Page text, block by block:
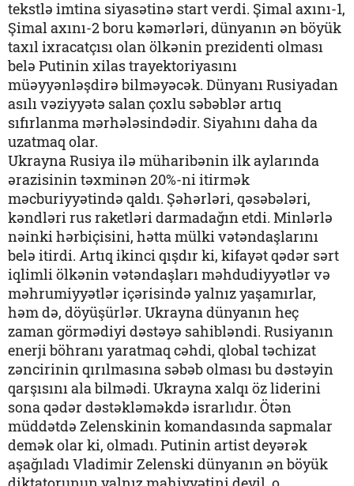
tekstlə imtina siyasətinə start verdi. Şimal axını-1,
Şimal axını-2 boru kəmərləri, dünyanın ən böyük
taxıl ixracatçısı olan ölkənin prezidenti olması
belə Putinin xilas trayektoriyasını
müəyyənləşdirə bilməyəcək. Dünyanı Rusiyadan
asılı vəziyyətə salan çoxlu səbəblər artıq
sıfırlanma mərhələsindədir. Siyahını daha da
uzatmaq olar.
Ukrayna Rusiya ilə müharibənin ilk aylarında
ərazisinin təxminən 20%-ni itirmək
məcburiyyətində qaldı. Şəhərləri, qəsəbələri,
kəndləri rus raketləri darmadağın etdi. Minlərlə
nəinki hərbiçisini, hətta mülki vətəndaşlarını
belə itirdi. Artıq ikinci qışdır ki, kifayət qədər sərt
iqlimli ölkənin vətəndaşları məhdudiyyətlər və
məhrumiyyətlər içərisində yalnız yaşamırlar,
həm də, döyüşürlər. Ukrayna dünyanın heç
zaman görmədiyi dəstəyə sahibləndi. Rusiyanın
enerji böhranı yaratmaq cəhdi, qlobal təchizat
zəncirinin qırılmasına səbəb olması bu dəstəyin
qarşısını ala bilmədi. Ukrayna xalqı öz liderini
sona qədər dəstəkləməkdə israrlıdır. Ötən
müddətdə Zelenskinin komandasında sapmalar
demək olar ki, olmadı. Putinin artist deyərək
aşağıladı Vladimir Zelenski dünyanın ən böyük